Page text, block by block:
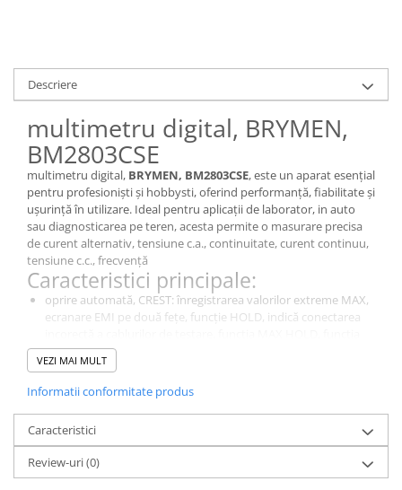
Descriere
multimetru digital, BRYMEN,
BM2803CSE
multimetru digital, BRYMEN, BM2803CSE, este un aparat esențial
pentru profesioniști și hobbysti, oferind performanță, fiabilitate și
ușurință în utilizare. Ideal pentru aplicații de laborator, in auto
sau diagnosticarea pe teren, acesta permite o masurare precisa
de curent alternativ, tensiune c.a., continuitate, curent continuu,
tensiune c.c., frecvență
Caracteristici principale:
oprire automată, CREST: înregistrarea valorilor extreme MAX,
ecranare EMI pe două fețe, funcție HOLD, indică conectarea
REL.
De ce să alegi acest model?
Este un instrument de diagnosticare esențial pentru măsurători
calitate excelentă a masuratorilor pentru aplicații de laborator,
industriale și educaționale.
Specificații Tehnice
VEZI MAI MULT
Informatii conformitate produs
Caracteristici
Review-uri(0)